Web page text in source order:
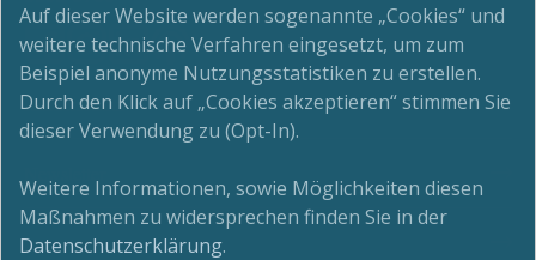
Kinderschutz
Impressum
Auf dieser Website werden sogenannte „Cookies“ und
weitere technische Verfahren eingesetzt, um zum
Beispiel anonyme Nutzungsstatistiken zu erstellen.
Durch den Klick auf „Cookies akzeptieren“ stimmen Sie
dieser Verwendung zu (Opt-In).
Weitere Informationen, sowie Möglichkeiten diesen
Maßnahmen zu widersprechen finden Sie in der
Datenschutzerklärung.